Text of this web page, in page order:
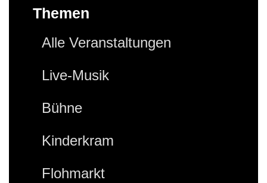
Themen
Alle Veranstaltungen
Live-Musik
Bühne
Kinderkram
Flohmarkt